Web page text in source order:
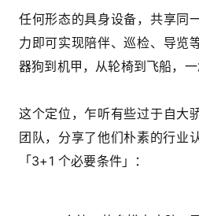
任何形态的具身设备，共享同
力即可实现陪伴、巡检、导览
器狗到机甲，从轮椅到飞船，一
这个定位，乍听有些过于自大
团队，分享了他们朴素的行
「3+1 个必要条件」：